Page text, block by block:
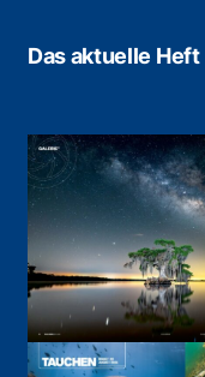
Das aktuelle Heft